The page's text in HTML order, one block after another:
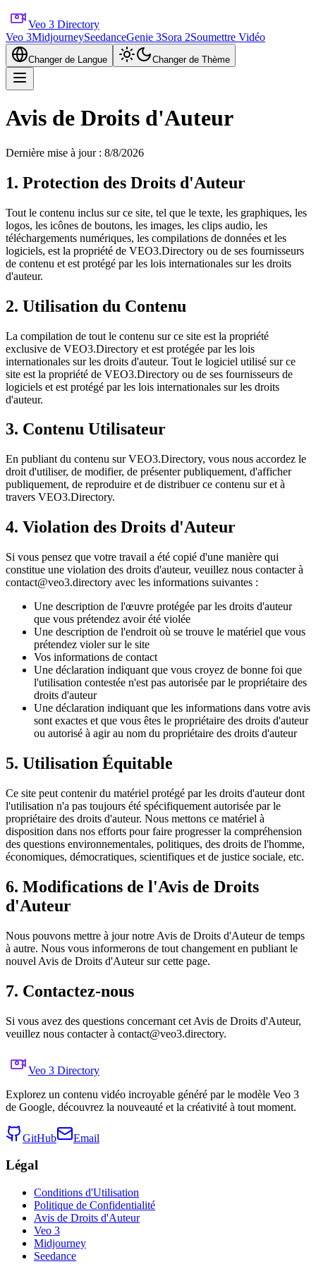
Veo 3 Directory
Veo 3MidjourneySeedanceGenie 3Sora 2Soumettre Vidéo
Changer de Langue Changer de Thème
Avis de Droits d'Auteur
Dernière mise à jour : 8/8/2026
1. Protection des Droits d'Auteur
Tout le contenu inclus sur ce site, tel que le texte, les graphiques, les
logos, les icônes de boutons, les images, les clips audio, les
téléchargements numériques, les compilations de données et les
logiciels, est la propriété de VEO3.Directory ou de ses fournisseurs
de contenu et est protégé par les lois internationales sur les droits
d'auteur.
2. Utilisation du Contenu
La compilation de tout le contenu sur ce site est la propriété
exclusive de VEO3.Directory et est protégée par les lois
internationales sur les droits d'auteur. Tout le logiciel utilisé sur ce
site est la propriété de VEO3.Directory ou de ses fournisseurs de
logiciels et est protégé par les lois internationales sur les droits
d'auteur.
3. Contenu Utilisateur
En publiant du contenu sur VEO3.Directory, vous nous accordez le
droit d'utiliser, de modifier, de présenter publiquement, d'afficher
publiquement, de reproduire et de distribuer ce contenu sur et à
travers VEO3.Directory.
4. Violation des Droits d'Auteur
Si vous pensez que votre travail a été copié d'une manière qui
constitue une violation des droits d'auteur, veuillez nous contacter à
contact@veo3.directory avec les informations suivantes :
Une description de l'œuvre protégée par les droits d'auteur
que vous prétendez avoir été violée
Une description de l'endroit où se trouve le matériel que vous
prétendez violer sur le site
Vos informations de contact
Une déclaration indiquant que vous croyez de bonne foi que
l'utilisation contestée n'est pas autorisée par le propriétaire des
droits d'auteur
Une déclaration indiquant que les informations dans votre avis
sont exactes et que vous êtes le propriétaire des droits d'auteur
ou autorisé à agir au nom du propriétaire des droits d'auteur
5. Utilisation Équitable
Ce site peut contenir du matériel protégé par les droits d'auteur dont
l'utilisation n'a pas toujours été spécifiquement autorisée par le
propriétaire des droits d'auteur. Nous mettons ce matériel à
disposition dans nos efforts pour faire progresser la compréhension
des questions environnementales, politiques, des droits de l'homme,
économiques, démocratiques, scientifiques et de justice sociale, etc.
6. Modifications de l'Avis de Droits
d'Auteur
Nous pouvons mettre à jour notre Avis de Droits d'Auteur de temps
à autre. Nous vous informerons de tout changement en publiant le
nouvel Avis de Droits d'Auteur sur cette page.
7. Contactez-nous
Si vous avez des questions concernant cet Avis de Droits d'Auteur,
veuillez nous contacter à contact@veo3.directory.
Veo 3 Directory
Explorez un contenu vidéo incroyable généré par le modèle Veo 3
de Google, découvrez la nouveauté et la créativité à tout moment.
GitHub Email
Légal
Conditions d'Utilisation
Politique de Confidentialité
Avis de Droits d'Auteur
Veo 3
Midjourney
Seedance